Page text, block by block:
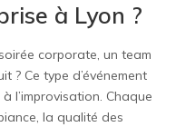
à Lyon ?
corporate, un team
? Ce type d’événement
l’improvisation. Chaque
la qualité des